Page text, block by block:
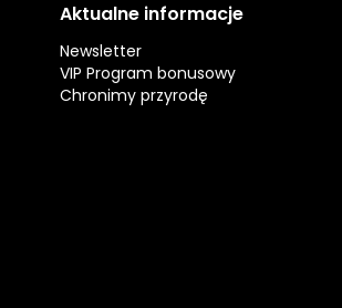
Aktualne informacje
Newsletter
VIP Program bonusowy
Chronimy przyrodę